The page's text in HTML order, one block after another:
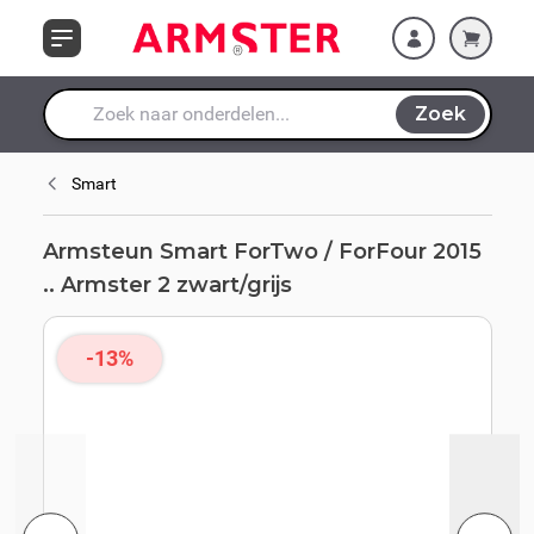
Waar ben je naar op zoek?
Zoek
Smart
Armsteun Smart ForTwo / ForFour 2015
.. Armster 2 zwart/grijs
-13%